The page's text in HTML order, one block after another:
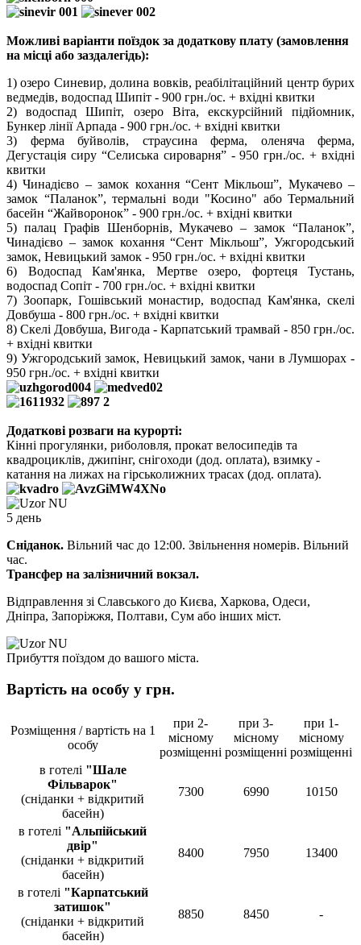
Можливі варіанти поїздок за додаткову плату (замовлення
на місці або заздалегідь):
1) озеро Синевир, долина вовків, реабілітаційний центр бурих
ведмедів, водоспад Шипіт - 900 грн./ос. + вхідні квитки
2) водоспад Шипіт, озеро Віта, екскурсійний підйомник,
Бункер лінії Арпада - 900 грн./ос. + вхідні квитки
3) ферма буйволів, страусина ферма, оленяча ферма,
Дегустація сиру “Селиська сироварня” -950 грн./ос. + вхідні
квитки
4) Чинадієво – замок кохання “Сент Мікльош”, Мукачево –
замок “Паланок”, термальні води "Косино" або Термальний
басейн “Жайворонок” - 900 грн./ос. + вхідні квитки
5) палац Графів Шенборнів, Мукачево – замок “Паланок”,
Чинадієво – замок кохання “Сент Мікльош”, Ужгородський
замок, Невицький замок - 950 грн./ос. + вхідні квитки
6) Водоспад Кам'янка, Мертве озеро, фортеця Тустань,
водоспад Сопіт - 700 грн./ос. + вхідні квитки
7) Зоопарк, Гошівський монастир, водоспад Кам'янка, скелі
Довбуша - 800 грн./ос. + вхідні квитки
8) Скелі Довбуша, Вигода - Карпатський трамвай - 850 грн./ос.
+ вхідні квитки
9) Ужгородський замок, Невицький замок, чани в Лумшорах -
950 грн./ос. + вхідні квитки
Додаткові розваги на курорті:
Кінні прогулянки, риболовля, прокат велосипедів та
квадроциклів, джипінг, снігоходи (дод. оплата), взимку -
катання на лижах на гірськолижних трасах (дод. оплата).
5 день
Сніданок. Вільний час до 12:00. Звільнення номерів. Вільний
час.
Трансфер на залізничний вокзал.
Відправлення зі Славського до Києва, Харкова, Одеси,
Дніпра, Запоріжжя, Полтави, Сум або інших міст.
Прибуття поїздом до вашого міста.
Вартість на особу у грн.
Розміщення / вартість на 1
особу
при 2-
місному
розміщенні
при 3-
місному
розміщенні
при 1-
місному
розміщенні
в готелі "Шале
Фільварок"
(сніданки + відкритий
басейн)
7300 6990 10150
в готелі "Альпійський
двір"
(сніданки + відкритий
басейн)
8400 7950 13400
в готелі "Карпатський
затишок"
(сніданки + відкритий
басейн)
8850 8450 -